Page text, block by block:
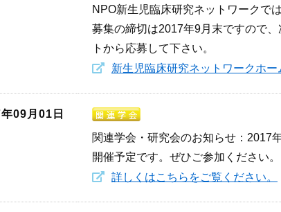
NPO新生児臨床研究ネットワークで
募集の締切は2017年9月末ですので
トから応募して下さい。
新生児臨床研究ネットワークホー
09月01日
関連学会・研究会のお知らせ：2017
開催予定です。ぜひご参加ください。
詳しくはこちらをご覧ください。